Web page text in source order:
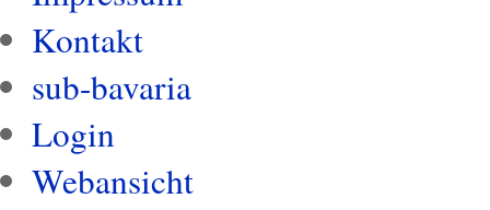
Kontakt
sub-bavaria
Login
Webansicht